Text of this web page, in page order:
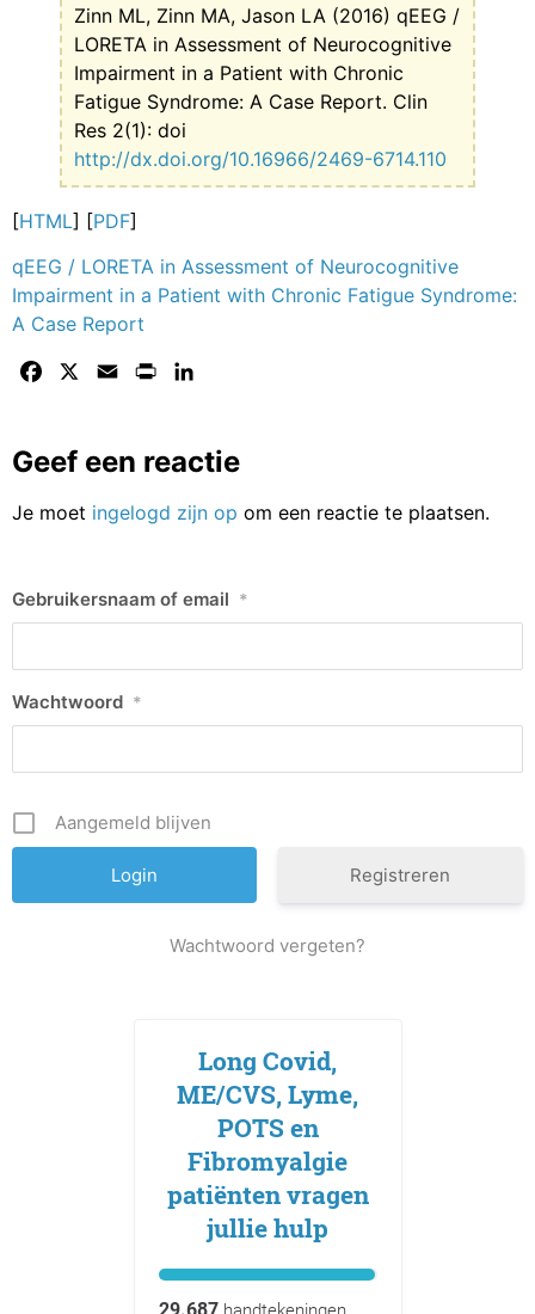
Zinn ML, Zinn MA, Jason LA (2016) qEEG /
LORETA in Assessment of Neurocognitive
Impairment in a Patient with Chronic
Fatigue Syndrome: A Case Report. Clin
Res 2(1): doi
http://dx.doi.org/10.16966/2469-6714.110
[HTML] [PDF]
qEEG / LORETA in Assessment of Neurocognitive
Impairment in a Patient with Chronic Fatigue Syndrome:
A Case Report
Facebook Email Print
Geef een reactie
Je moet ingelogd zijn op om een reactie te plaatsen.
Gebruikersnaam of email *
Wachtwoord *
Aangemeld blijven
Registreren
Wachtwoord vergeten?
Long Covid,
ME/CVS, Lyme,
POTS en
Fibromyalgie
patiënten vragen
jullie hulp